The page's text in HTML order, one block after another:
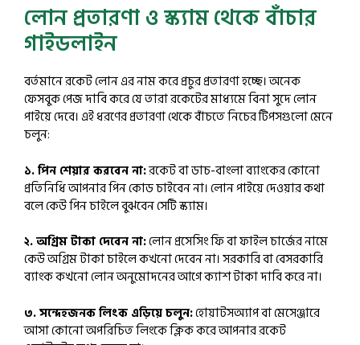
লোন প্রতারণা ও স্ক্যাম থেকে বাঁচার
গাইডলাইন
বর্তমানে রকেট লোন এর নাম করে প্রচুর প্রতারণা হচ্ছে। অনেক
ফেসবুক পেজ দাবি করে যে তারা রকেটের মাধ্যমে বিনা সুদে লোন
পাইয়ে দেবে। এই ধরণের প্রতারণা থেকে বাঁচতে নিচের টিপসগুলো মেনে
চলুন:
১. পিন শেয়ার করবেন না:রকেট বা ডাচ-বাংলা ব্যাংকের কোনো
প্রতিনিধি আপনার পিন কোড চাইবেন না। লোন পাইয়ে দেওয়ার কথা
বলে কেউ পিন চাইলে বুঝবেন সেটি স্ক্যাম।
২. অগ্রিম টাকা দেবেন না:লোন প্রসেসিং ফি বা ফাইল চার্জের নামে
কেউ অগ্রিম টাকা চাইলে কখনো দেবেন না। সরকারি বা বেসরকারি
ব্যাংক কখনো লোন অনুমোদনের আগে ক্যাশ টাকা দাবি করে না।
৩. সন্দেহজনক লিংক এড়িয়ে চলুন:হোয়াটসঅ্যাপ বা মেসেঞ্জারে
আসা কোনো অপরিচিত লিংকে ক্লিক করে আপনার রকেট